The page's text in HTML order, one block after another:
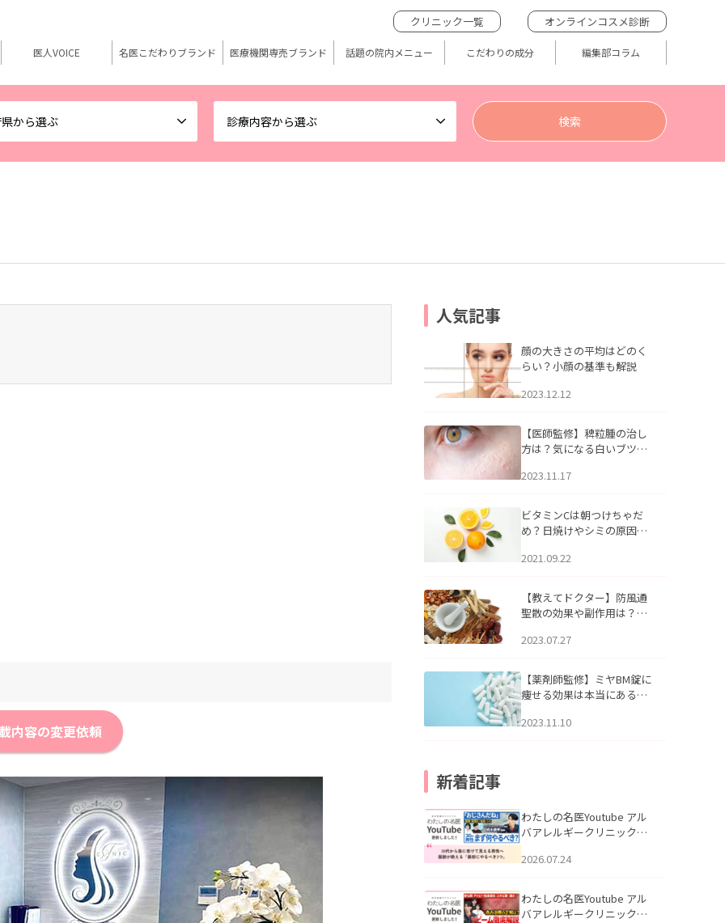
から選ぶ 診療内容から選ぶ
クリニック一覧 オンラインコスメ診断
医人VOICE 名医こだわりブランド 医療機関専売ブランド 話題の院内メニュー こだわりの成分 編集部コラム
内容の変更依頼
人気記事
顔の大きさの平均はどのく
らい？小顔の基準も解説
2023.12.12
【医師監修】稗粒腫の治し
方は？気になる白いブツブ
アについて
2023.11.17
ビタミンCは朝つけちゃだ
め？日焼けやシミの原因に
2021.09.22
【教えてドクター】防風通
聖散の効果や副作用は？長
2023.07.27
【薬剤師監修】ミヤBM錠に
痩せる効果は本当にある
2023.11.10
新着記事
わたしの名医Youtube アル
バアレルギークリニック札
える男性へ｜医師が教える
公開いたしました。
2026.07.24
わたしの名医Youtube アル
バアレルギークリニック札